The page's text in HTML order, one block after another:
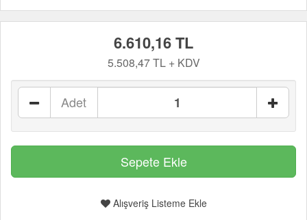
6.610,16 TL
5.508,47 TL + KDV
Adet
Alışveriş Listeme Ekle